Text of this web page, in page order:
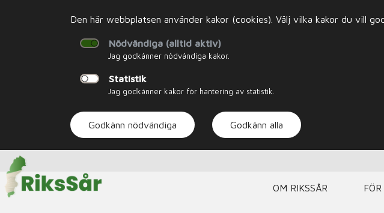
Den här webbplatsen använder kakor (cookies). Välj vilka kakor du vill
Nödvändiga (alltid aktiv)
Jag godkänner nödvändiga kakor.
Statistik
Jag godkänner kakor för hantering av statistik.
Godkänn nödvändiga Godkänn alla
OM RIKSSÅR